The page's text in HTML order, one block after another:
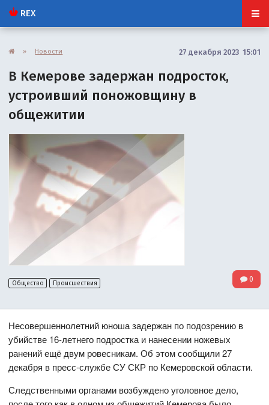
REX
» Новости 27 декабря 2023 15:01
В Кемерове задержан подросток,
устроивший поножовщину в
общежитии
Общество Происшествия 0
Несовершеннолетний юноша задержан по подозрению в
убийстве 16-летнего подростка и нанесении ножевых
ранений ещё двум ровесникам. Об этом сообщили 27
декабря в пресс-службе СУ СКР по Кемеровской области.
Следственными органами возбуждено уголовное дело,